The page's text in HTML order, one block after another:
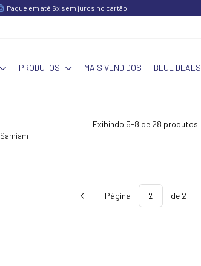
Pague em até 6x sem juros no cartão
PRODUTOS MAIS VENDIDOS BLUE DEALS
Samiam
Exibindo 5-8 de 28 produtos
Página de 2